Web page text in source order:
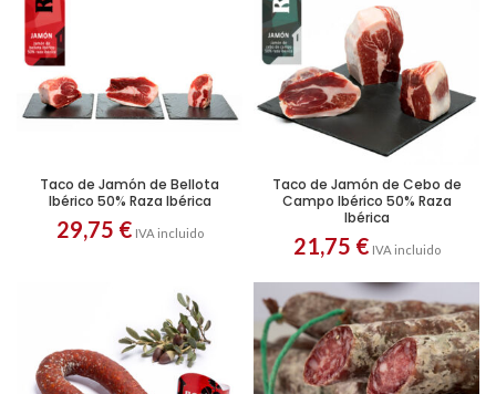
pedidos
superiores
a
90€
Taco de Jamón de Bellota
Ibérico 50% Raza Ibérica
29,75 € IVA incluido
Taco de Jamón de Cebo de
Campo Ibérico 50% Raza
Ibérica
21,75 € IVA incluido